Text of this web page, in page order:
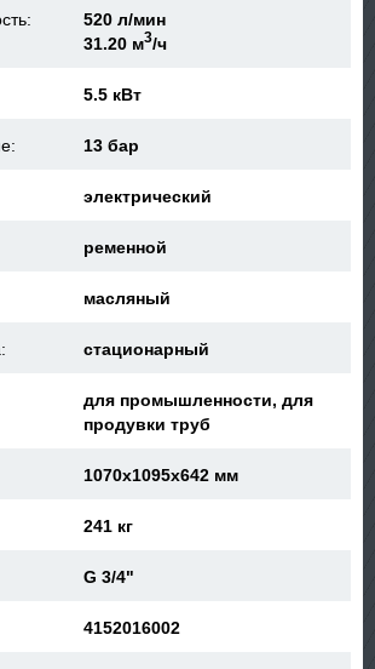
520 л/мин
31.20 м3/ч
5.5 кВт
13 бар
электрический
ременной
масляный
стационарный
для промышленности, для
продувки труб
1070x1095x642 мм
241 кг
G 3/4"
4152016002